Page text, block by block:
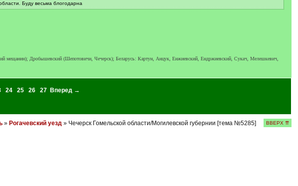
Буду весьма блогодарна
мещанин); Дробышевский (Шепотовичи, Чечерск); Беларусь: Картун, Анцук, Енжиевский, Ендржиевский, Сукач, Мелешкевич,
24 25 26 27
Вперед →
» Рогачевский уезд» Чечерск Гомельской области/Могилевской губернии [тема №5285] ВВЕРХ ⇈